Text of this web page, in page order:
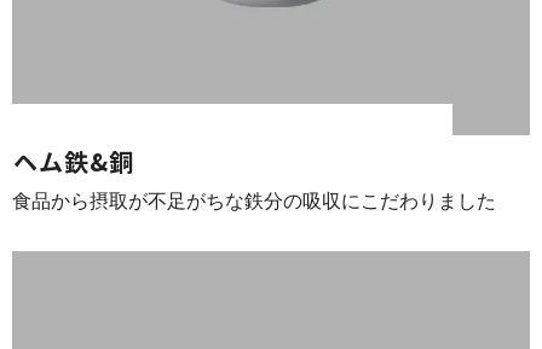
ヘ ム 鉄 & 銅
食品から摂取が不足がちな鉄分の吸収にこだわ り ま し た